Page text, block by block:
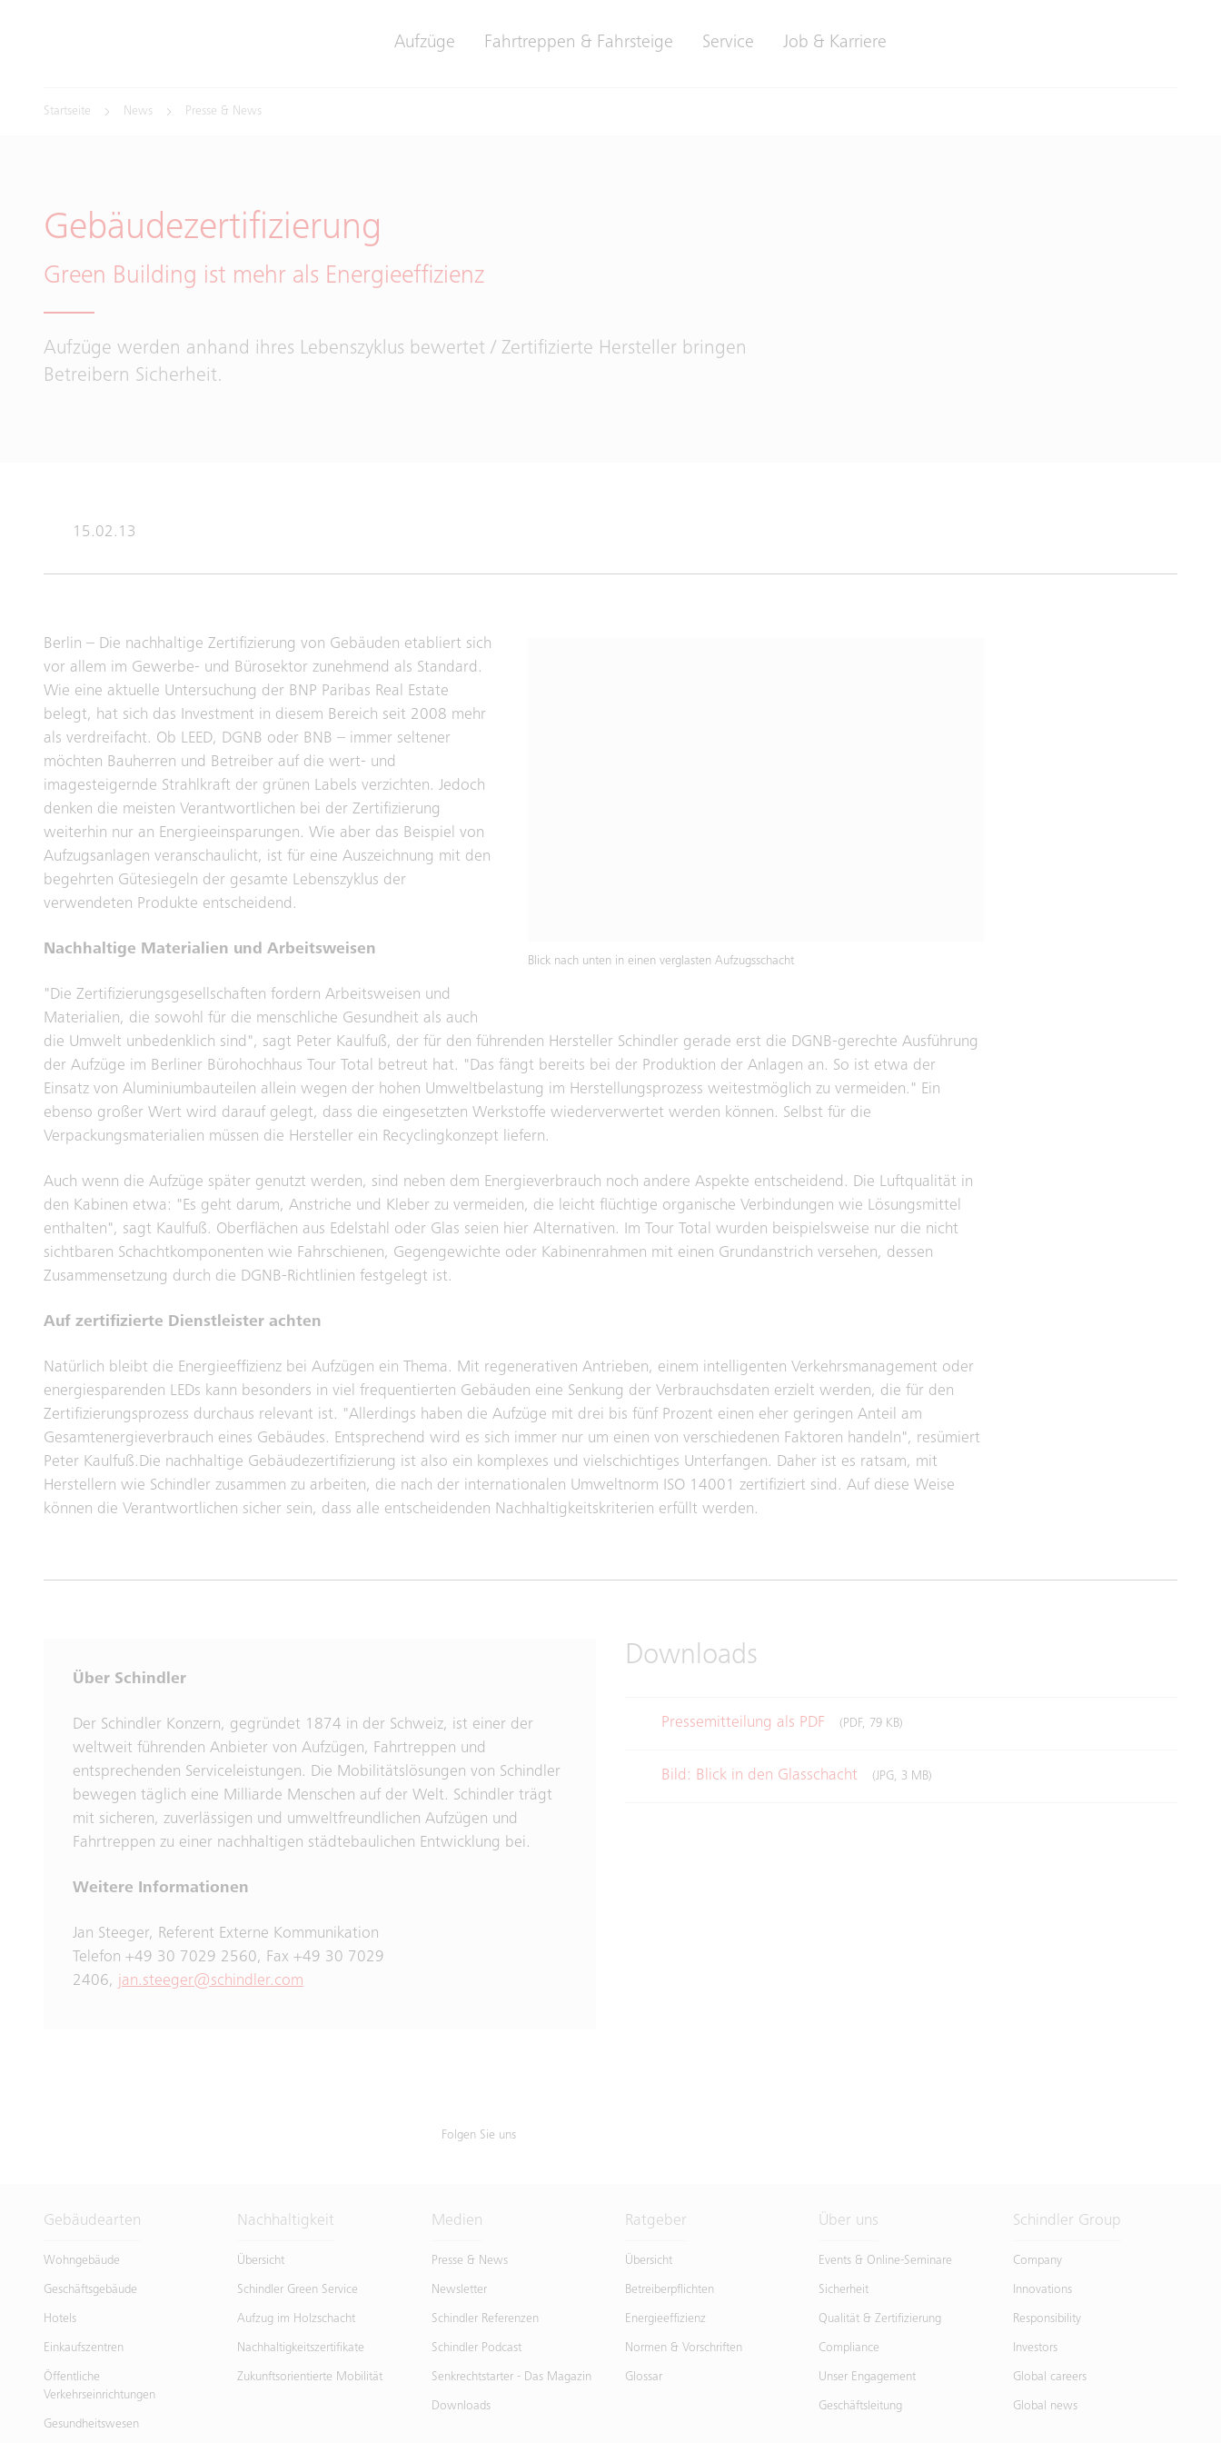
Aufzüge Fahrtreppen & Fahrsteige Service Job & Karriere
Startseite News Presse & News
Gebäudezertifizierung
Green Building ist mehr als Energieeffizienz
Aufzüge werden anhand ihres Lebenszyklus bewertet / Zertifizierte Hersteller bringen
Betreibern Sicherheit.
15.02.13
Blick nach unten in einen verglasten Aufzugsschacht
Berlin – Die nachhaltige Zertifizierung von Gebäuden etabliert sich
vor allem im Gewerbe- und Bürosektor zunehmend als Standard.
Wie eine aktuelle Untersuchung der BNP Paribas Real Estate
belegt, hat sich das Investment in diesem Bereich seit 2008 mehr
als verdreifacht. Ob LEED, DGNB oder BNB – immer seltener
möchten Bauherren und Betreiber auf die wert- und
imagesteigernde Strahlkraft der grünen Labels verzichten. Jedoch
denken die meisten Verantwortlichen bei der Zertifizierung
weiterhin nur an Energieeinsparungen. Wie aber das Beispiel von
Aufzugsanlagen veranschaulicht, ist für eine Auszeichnung mit den
begehrten Gütesiegeln der gesamte Lebenszyklus der
verwendeten Produkte entscheidend.
Nachhaltige Materialien und Arbeitsweisen
"Die Zertifizierungsgesellschaften fordern Arbeitsweisen und
Materialien, die sowohl für die menschliche Gesundheit als auch
die Umwelt unbedenklich sind", sagt Peter Kaulfuß, der für den führenden Hersteller Schindler gerade erst die DGNB-gerechte Ausführung
der Aufzüge im Berliner Bürohochhaus Tour Total betreut hat. "Das fängt bereits bei der Produktion der Anlagen an. So ist etwa der
Einsatz von Aluminiumbauteilen allein wegen der hohen Umweltbelastung im Herstellungsprozess weitestmöglich zu vermeiden." Ein
ebenso großer Wert wird darauf gelegt, dass die eingesetzten Werkstoffe wiederverwertet werden können. Selbst für die
Verpackungsmaterialien müssen die Hersteller ein Recyclingkonzept liefern.
Auch wenn die Aufzüge später genutzt werden, sind neben dem Energieverbrauch noch andere Aspekte entscheidend. Die Luftqualität in
den Kabinen etwa: "Es geht darum, Anstriche und Kleber zu vermeiden, die leicht flüchtige organische Verbindungen wie Lösungsmittel
enthalten", sagt Kaulfuß. Oberflächen aus Edelstahl oder Glas seien hier Alternativen. Im Tour Total wurden beispielsweise nur die nicht
sichtbaren Schachtkomponenten wie Fahrschienen, Gegengewichte oder Kabinenrahmen mit einen Grundanstrich versehen, dessen
Zusammensetzung durch die DGNB-Richtlinien festgelegt ist.
Auf zertifizierte Dienstleister achten
Natürlich bleibt die Energieeffizienz bei Aufzügen ein Thema. Mit regenerativen Antrieben, einem intelligenten Verkehrsmanagement oder
energiesparenden LEDs kann besonders in viel frequentierten Gebäuden eine Senkung der Verbrauchsdaten erzielt werden, die für den
Zertifizierungsprozess durchaus relevant ist. "Allerdings haben die Aufzüge mit drei bis fünf Prozent einen eher geringen Anteil am
Gesamtenergieverbrauch eines Gebäudes. Entsprechend wird es sich immer nur um einen von verschiedenen Faktoren handeln", resümiert
Peter Kaulfuß.Die nachhaltige Gebäudezertifizierung ist also ein komplexes und vielschichtiges Unterfangen. Daher ist es ratsam, mit
Herstellern wie Schindler zusammen zu arbeiten, die nach der internationalen Umweltnorm ISO 14001 zertifiziert sind. Auf diese Weise
können die Verantwortlichen sicher sein, dass alle entscheidenden Nachhaltigkeitskriterien erfüllt werden.
Über Schindler
Der Schindler Konzern, gegründet 1874 in der Schweiz, ist einer der
weltweit führenden Anbieter von Aufzügen, Fahrtreppen und
entsprechenden Serviceleistungen. Die Mobilitätslösungen von Schindler
bewegen täglich eine Milliarde Menschen auf der Welt. Schindler trägt
mit sicheren, zuverlässigen und umweltfreundlichen Aufzügen und
Fahrtreppen zu einer nachhaltigen städtebaulichen Entwicklung bei.
Weitere Informationen
Jan Steeger, Referent Externe Kommunikation
Telefon +49 30 7029 2560, Fax +49 30 7029
2406, jan.steeger@schindler.com
Downloads
Pressemitteilung als PDF (PDF, 79 KB)
Bild: Blick in den Glasschacht (JPG, 3 MB)
Folgen Sie uns
Gebäudearten
Wohngebäude
Geschäftsgebäude
Hotels
Einkaufszentren
Öffentliche
Verkehrseinrichtungen
Gesundheitswesen
Nachhaltigkeit
Übersicht
Schindler Green Service
Aufzug im Holzschacht
Nachhaltigkeitszertifikate
Zukunftsorientierte Mobilität
Medien
Presse & News
Newsletter
Schindler Referenzen
Schindler Podcast
Senkrechtstarter - Das Magazin
Downloads
Ratgeber
Übersicht
Betreiberpflichten
Energieeffizienz
Normen & Vorschriften
Glossar
Über uns
Events & Online-Seminare
Sicherheit
Qualität & Zertifizierung
Compliance
Unser Engagement
Geschäftsleitung
Schindler Group
Company
Innovations
Responsibility
Investors
Global careers
Global news